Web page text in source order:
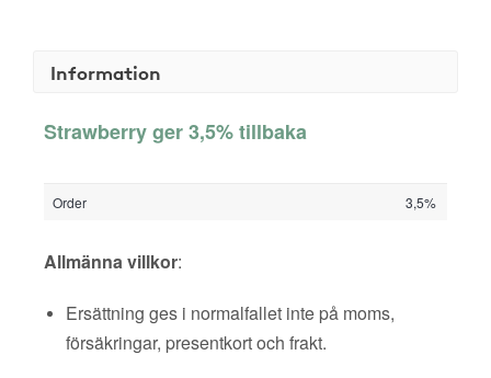
Information
Strawberry ger 3,5% tillbaka
Order 3,5%
Allmänna villkor:
Ersättning ges i normalfallet inte på moms,
försäkringar, presentkort och frakt.